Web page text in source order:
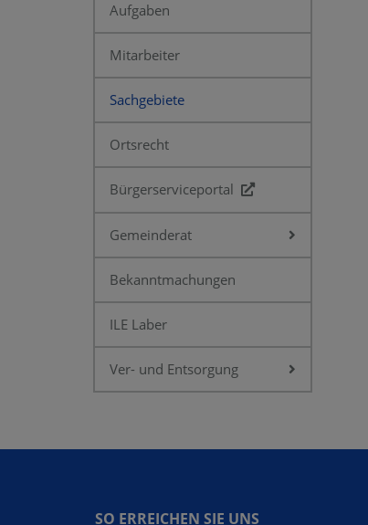
Aufgaben
Mitarbeiter
Sachgebiete
Ortsrecht
Bürgerserviceportal
Gemeinderat
Bekanntmachungen
ILE Laber
Ver- und Entsorgung
SO ERREICHEN SIE UNS